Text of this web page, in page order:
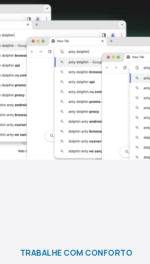
TRABALHE COM CONFORTO